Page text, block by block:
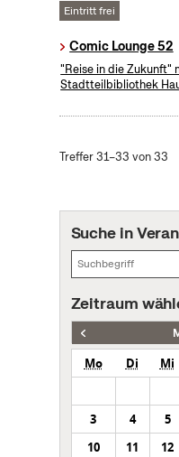
Eintritt frei
Comic Lounge 52
"Reise in die Zukunft"
Stadtteilbibliothek
Treffer 31–33 von 33
Suche in
Zeitraum
Mo Di Mi
3
4 5
10
11 12